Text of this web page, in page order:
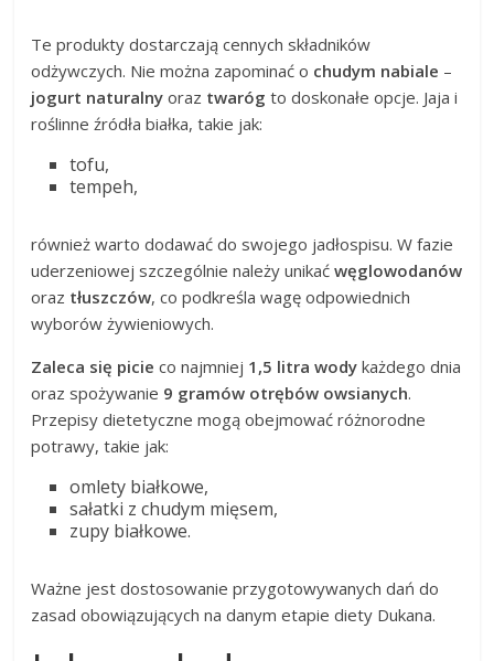
Te produkty dostarczają cennych składników
odżywczych. Nie można zapominać o chudym nabiale –
jogurt naturalny oraz twaróg to doskonałe opcje. Jaja i
roślinne źródła białka, takie jak:
tofu,
tempeh,
również warto dodawać do swojego jadłospisu. W fazie
uderzeniowej szczególnie należy unikaćwęglowodanów
oraz tłuszczów, co podkreśla wagę odpowiednich
wyborów żywieniowych.
Zaleca się picie co najmniej 1,5 litra wody każdego dnia
oraz spożywanie 9 gramów otrębów owsianych.
Przepisy dietetyczne mogą obejmować różnorodne
potrawy, takie jak:
omlety białkowe,
sałatki z chudym mięsem,
zupy białkowe.
Ważne jest dostosowanie przygotowywanych dań do
zasad obowiązujących na danym etapie diety Dukana.